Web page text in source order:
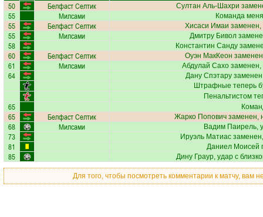
50 Белфаст Селтик Султан Аль-Шахри
55 Милсами Команда
55 Белфаст Селтик Хисаси Имаи
55 Милсами Дмитру Бивол
58 Константин Санду
60 Белфаст Селтик Оуэн МакКеон
61 Милсами Абдулай Сахо
64 Дану Спэтару
Штрафные теперь
Пенальтистом
65
65 Белфаст Селтик Жарко Поповичзаменен,
68 Милсами Вадим Паирель,
73 Ируэль Матиас
81 Даниел Моисей
85 Дину Граур, удар с
Для того, чтобы посмотреть комментарии к матчу, вам